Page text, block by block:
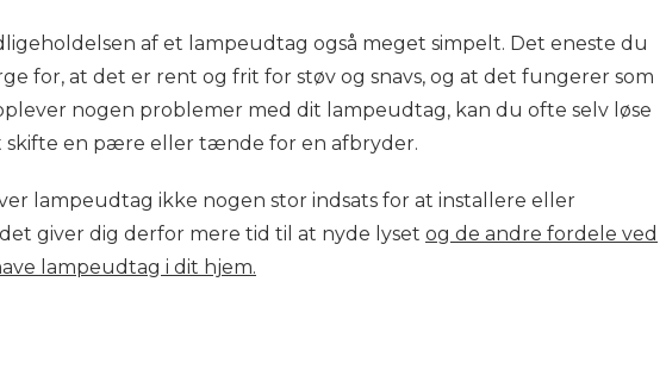
af et lampeudtag også meget simpelt. Det eneste du
for, at det er rent og frit for støv og snavs, og at det fungerer som
nogen problemer med dit lampeudtag, kan du ofte selv løse
skifte en pære eller tænde for en afbryder.
lampeudtag ikke nogen stor indsats for at installere eller
giver dig derfor mere tid til at nyde lyset og de andre fordele ved
lampeudtag i dit hjem.